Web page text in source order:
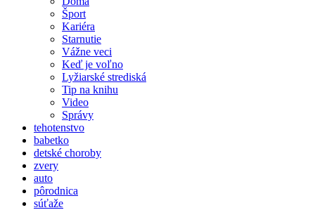
Šport
Kariéra
Starnutie
Vážne veci
Keď je voľno
Lyžiarské strediská
Tip na knihu
Video
Správy
tehotenstvo
babetko
detské choroby
zvery
auto
pôrodnica
súťaže